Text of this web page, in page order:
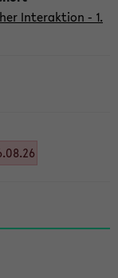
Interaktion - 1.